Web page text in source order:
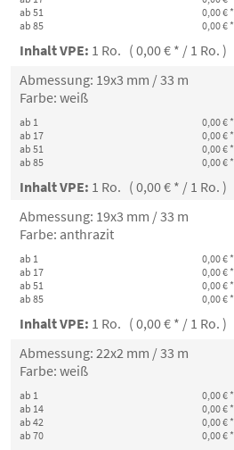
ab 51
0,00 € *
ab 85
0,00 € *
Inhalt VPE: 1 Ro. ( 0,00 € * / 1 Ro. )
Abmessung: 19x3 mm / 33 m
Farbe: weiß
ab 1
0,00 € *
ab 17
0,00 € *
ab 51
0,00 € *
ab 85
0,00 € *
Inhalt VPE: 1 Ro. ( 0,00 € * / 1 Ro. )
Abmessung: 19x3 mm / 33 m
Farbe: anthrazit
ab 1
0,00 € *
ab 17
0,00 € *
ab 51
0,00 € *
ab 85
0,00 € *
Inhalt VPE: 1 Ro. ( 0,00 € * / 1 Ro. )
Abmessung: 22x2 mm / 33 m
Farbe: weiß
ab 1
0,00 € *
ab 14
0,00 € *
ab 42
0,00 € *
ab 70
0,00 € *